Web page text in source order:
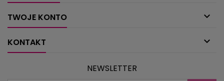
TWOJE KONTO 
KONTAKT 
NEWSLETTER